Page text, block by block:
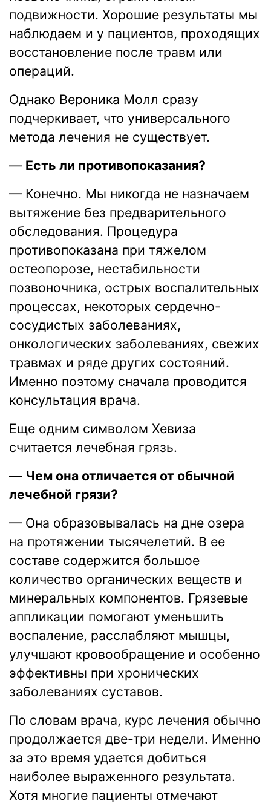
подвижности. Хорошие результаты мы
наблюдаем и у пациентов, проходящих
восстановление после травм или
операций.
Однако Вероника Молл сразу
подчеркивает, что универсального
метода лечения не существует.
— Есть ли противопоказания?
— Конечно. Мы никогда не назначаем
вытяжение без предварительного
обследования. Процедура
противопоказана при тяжелом
остеопорозе, нестабильности
позвоночника, острых воспалительных
процессах, некоторых сердечно-
сосудистых заболеваниях,
онкологических заболеваниях, свежих
травмах и ряде других состояний.
Именно поэтому сначала проводится
консультация врача.
Еще одним символом Хевиза
считается лечебная грязь.
— Чем она отличается от обычной
лечебной грязи?
— Она образовывалась на дне озера
на протяжении тысячелетий. В ее
составе содержится большое
количество органических веществ и
минеральных компонентов. Грязевые
аппликации помогают уменьшить
воспаление, расслабляют мышцы,
улучшают кровообращение и особенно
эффективны при хронических
заболеваниях суставов.
По словам врача, курс лечения обычно
продолжается две-три недели. Именно
за это время удается добиться
наиболее выраженного результата.
Хотя многие пациенты отмечают